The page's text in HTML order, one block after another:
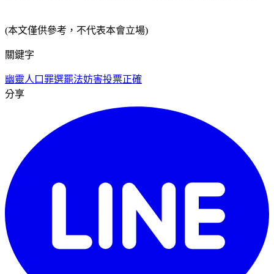
(本文僅供參考，不代表本會立場)
關鍵字
幽靈人口罪選罷法妨害投票正確
分享